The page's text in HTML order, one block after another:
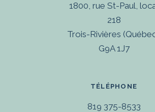
1800, rue St-Paul,
218
Trois-Rivières
G9A 1J7
TÉLÉPHONE
819 375-8533